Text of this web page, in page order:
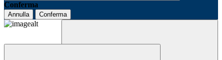
Conferma
Annulla Conferma